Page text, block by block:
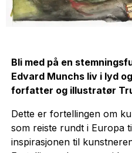
Bli med på en
Edvard Munchs liv i lyd
forfatter og illustratør
Dette er fortellingen om
som reiste rundt i Europa
inspirasjonen til